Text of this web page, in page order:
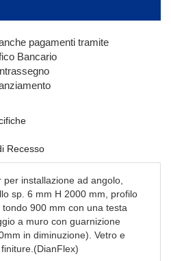
pagamenti tramite
Bancario
Recesso
installazione ad angolo,
sp. 6 mm H 2000 mm, profilo
900 mm con una testa
a muro con guarnizione
in diminuzione). Vetro e